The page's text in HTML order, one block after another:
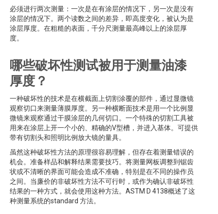
必须进行两次测量：一次是在有涂层的情况下，另一次是没有
涂层的情况下。两个读数之间的差异，即高度变化，被认为是
涂层厚度。在粗糙的表面，千分尺测量最高峰以上的涂层厚
度。
哪些破坏性测试被用于测量油漆
厚度？
一种破坏性的技术是在横截面上切割涂覆的部件，通过显微镜
观察切口来测量薄膜厚度。另一种横断面技术是用一个比例显
微镜来观察通过干膜涂层的几何切口。一个特殊的切割工具被
用来在涂层上开一个小的、精确的V型槽，并进入基体。可提供
带有切割头和照明比例放大镜的量具。
虽然这种破坏性方法的原理很容易理解，但存在着测量错误的
机会。准备样品和解释结果需要技巧。将测量网板调整到锯齿
状或不清晰的界面可能会造成不准确，特别是在不同的操作员
之间。当廉价的非破坏性方法不可行时，或作为确认非破坏性
结果的一种方式，就会使用这种方法。ASTM D 4138概述了这
种测量系统的standard 方法。